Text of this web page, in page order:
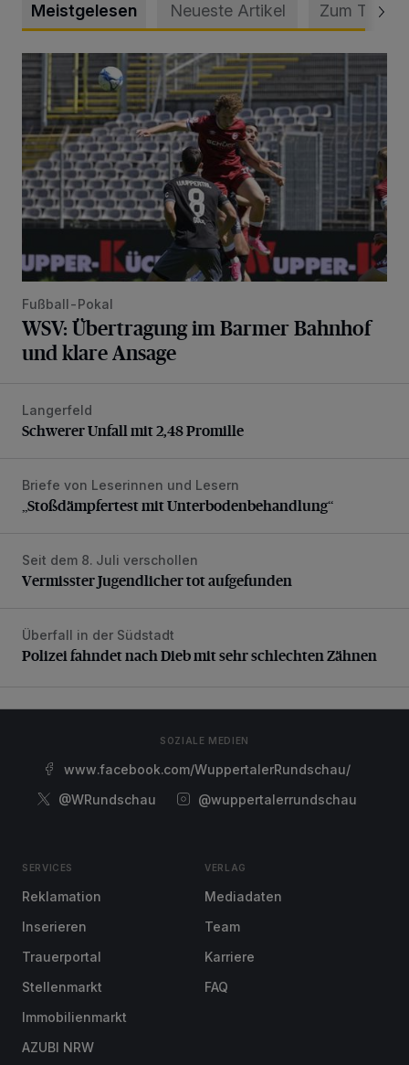
Meistgelesen Neueste Artikel Zum Thema
WSV: Übertragung im Barmer Bahnhof und klare Ansage
Fußball-Pokal
WSV: Übertragung im Barmer Bahnhof
und klare Ansage
Schwerer Unfall mit 2,48 Promille
Langerfeld
Schwerer Unfall mit 2,48 Promille
„Stoßdämpfertest mit Unterbodenbehandlung“
Briefe von Leserinnen und Lesern
„Stoßdämpfertest mit Unterbodenbehandlung“
Vermisster Jugendlicher tot aufgefunden
Seit dem 8. Juli verschollen
Vermisster Jugendlicher tot aufgefunden
Polizei fahndet nach Dieb mit sehr schlechten Zähnen
Überfall in der Südstadt
Polizei fahndet nach Dieb mit sehr schlechten Zähnen
SOZIALE MEDIEN
www.facebook.com/WuppertalerRundschau/
@WRundschau
@wuppertalerrundschau
SERVICES
Reklamation
Inserieren
Trauerportal
Stellenmarkt
Immobilienmarkt
AZUBI NRW
VERLAG
Mediadaten
Team
Karriere
FAQ